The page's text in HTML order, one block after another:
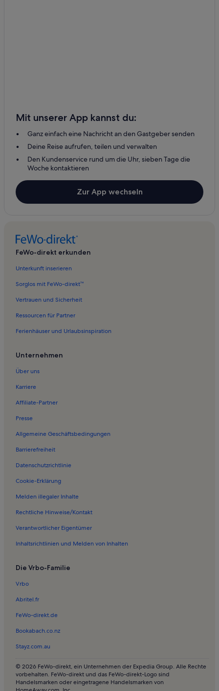
Mit unserer App kannst du:
Ganz einfach eine Nachricht an den Gastgeber senden
Deine Reise aufrufen, teilen und verwalten
Den Kundenservice rund um die Uhr, sieben Tage die
Woche kontaktieren
Zur App wechseln
FeWo-direkt erkunden
Unterkunft inserieren
Sorglos mit FeWo-direkt™
Vertrauen und Sicherheit
Ressourcen für Partner
Ferienhäuser und Urlaubsinspiration
Unternehmen
Über uns
Karriere
Affiliate-Partner
Presse
Allgemeine Geschäftsbedingungen
Barrierefreiheit
Datenschutzrichtlinie
Cookie-Erklärung
Melden illegaler Inhalte
Rechtliche Hinweise/Kontakt
Verantwortlicher Eigentümer
Inhaltsrichtlinien und Melden von Inhalten
Die Vrbo-Familie
Vrbo
Abritel.fr
FeWo-direkt.de
Bookabach.co.nz
Stayz.com.au
© 2026 FeWo-direkt, ein Unternehmen der Expedia Group. Alle Rechte
vorbehalten. FeWo-direkt und das FeWo-direkt-Logo sind
Handelsmarken oder eingetragene Handelsmarken von